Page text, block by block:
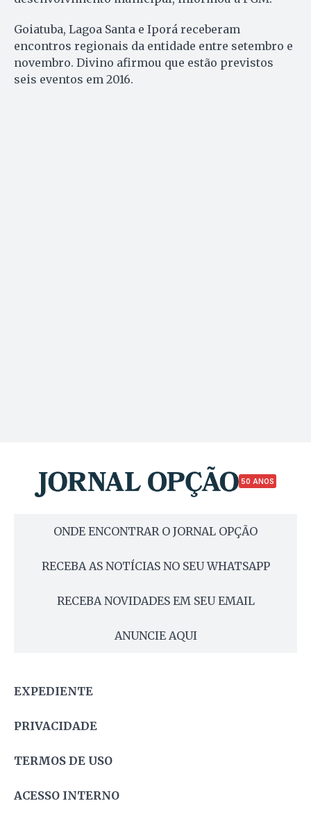
Goiatuba, Lagoa Santa e Iporá receberam
encontros regionais da entidade entre setembro e
novembro. Divino afirmou que estão previstos
seis eventos em 2016.
50 ANOS
ONDE ENCONTRAR O JORNAL OPÇÃO
RECEBA AS NOTÍCIAS NO SEU WHATSAPP
RECEBA NOVIDADES EM SEU EMAIL
ANUNCIE AQUI
EXPEDIENTE
PRIVACIDADE
TERMOS DE USO
ACESSO INTERNO